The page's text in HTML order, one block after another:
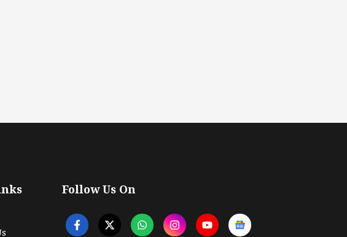
Follow Us On